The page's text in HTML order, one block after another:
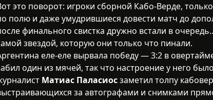
это поворот: игроки сборной Кабо-Верде,
полю и даже умудрившиеся довести матч до
финального свистка дружно встали в
звездой, которую они только что пинали.
еле-еле вырвала победу — 3:2 в
один из мячей, так что настроение у него
Матиас Паласиосзаметил толпу
за автографами и снимками